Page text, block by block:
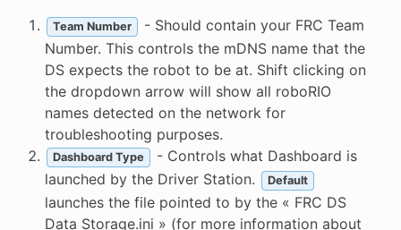
Team Number
- Should contain your FRC Team
Number. This controls the mDNS name that the
DS expects the robot to be at. Shift clicking on
the dropdown arrow will show all roboRIO
names detected on the network for
troubleshooting purposes.
Dashboard Type
- Controls what Dashboard is
launched by the Driver Station.
Default
launches the file pointed to by the « FRC DS
Data Storage.ini » (for more information about